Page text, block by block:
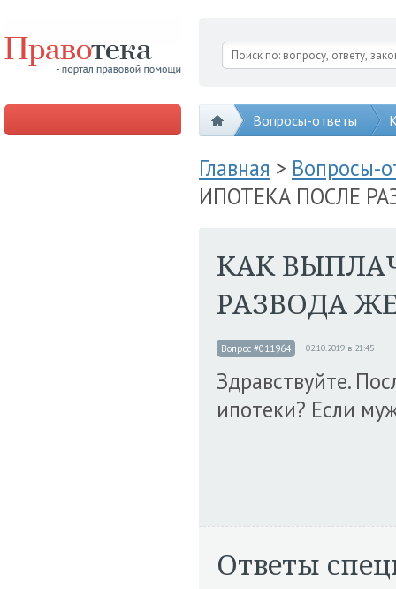
Вопросы-ответы
Главная > Вопросы-
ИПОТЕКА ПОСЛЕ
КАК
РАЗВОДА
Вопрос #011964 02.10.2019 в 21:45
Здравствуйте.
ипотеки? Если
Ответы